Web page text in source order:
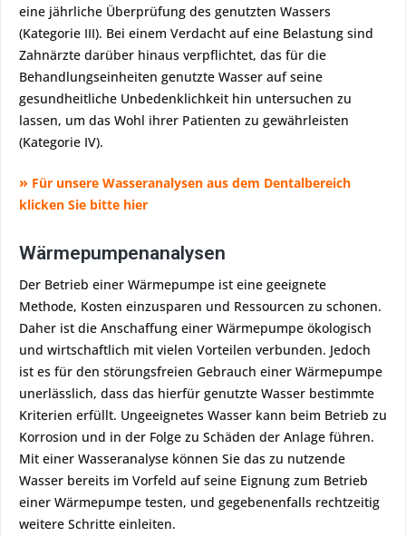
eine jährliche Überprüfung des genutzten Wassers
(Kategorie III). Bei einem Verdacht auf eine Belastung sind
Zahnärzte darüber hinaus verpflichtet, das für die
Behandlungseinheiten genutzte Wasser auf seine
gesundheitliche Unbedenklichkeit hin untersuchen zu
lassen, um das Wohl ihrer Patienten zu gewährleisten
(Kategorie IV).
» Für unsere Wasseranalysen aus dem Dentalbereich
klicken Sie bitte hier
Wärmepumpenanalysen
Der Betrieb einer Wärmepumpe ist eine geeignete
Methode, Kosten einzusparen und Ressourcen zu schonen.
Daher ist die Anschaffung einer Wärmepumpe ökologisch
und wirtschaftlich mit vielen Vorteilen verbunden. Jedoch
ist es für den störungsfreien Gebrauch einer Wärmepumpe
unerlässlich, dass das hierfür genutzte Wasser bestimmte
Kriterien erfüllt. Ungeeignetes Wasser kann beim Betrieb zu
Korrosion und in der Folge zu Schäden der Anlage führen.
Mit einer Wasseranalyse können Sie das zu nutzende
Wasser bereits im Vorfeld auf seine Eignung zum Betrieb
einer Wärmepumpe testen, und gegebenenfalls rechtzeitig
weitere Schritte einleiten.